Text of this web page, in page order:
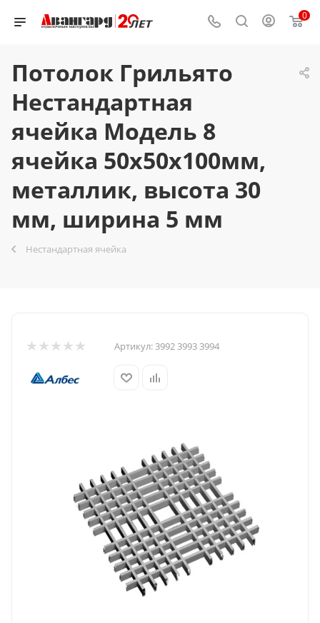
0
Потолок Грильято
Нестандартная
ячейка Модель 8
ячейка 50х50х100мм,
металлик, высота 30
мм, ширина 5 мм
Нестандартная ячейка
Артикул:3992 3993 3994